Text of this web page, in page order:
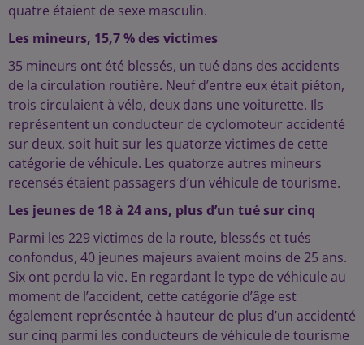
quatre étaient de sexe masculin.
Les mineurs, 15,7 % des victimes
35 mineurs ont été blessés, un tué dans des accidents
de la circulation routière. Neuf d’entre eux était piéton,
trois circulaient à vélo, deux dans une voiturette. Ils
représentent un conducteur de cyclomoteur accidenté
sur deux, soit huit sur les quatorze victimes de cette
catégorie de véhicule. Les quatorze autres mineurs
recensés étaient passagers d’un véhicule de tourisme.
Les jeunes de 18 à 24 ans, plus d’un tué sur cinq
Parmi les 229 victimes de la route, blessés et tués
confondus, 40 jeunes majeurs avaient moins de 25 ans.
Six ont perdu la vie. En regardant le type de véhicule au
moment de l’accident, cette catégorie d’âge est
également représentée à hauteur de plus d’un accidenté
sur cinq parmi les conducteurs de véhicule de tourisme